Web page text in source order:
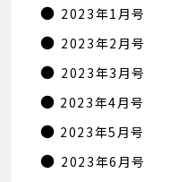
● 2023年1月号
● 2023年2月号
● 2023年3月号
● 2023年4月号
● 2023年5月号
● 2023年6月号